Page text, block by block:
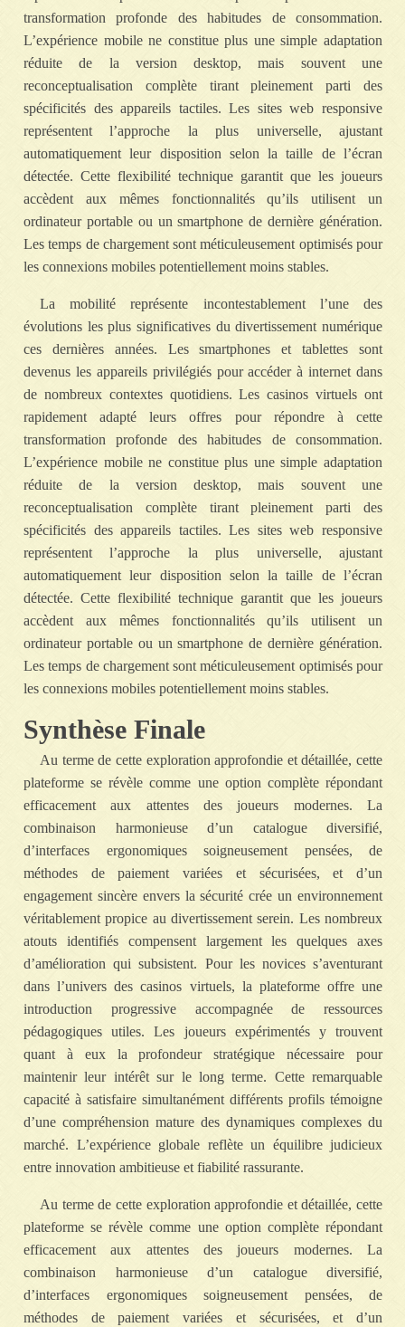
transformation profonde des habitudes de consommation.
L’expérience mobile ne constitue plus une simple adaptation
réduite de la version desktop, mais souvent une
reconceptualisation complète tirant pleinement parti des
spécificités des appareils tactiles. Les sites web responsive
représentent l’approche la plus universelle, ajustant
automatiquement leur disposition selon la taille de l’écran
détectée. Cette flexibilité technique garantit que les joueurs
accèdent aux mêmes fonctionnalités qu’ils utilisent un
ordinateur portable ou un smartphone de dernière génération.
Les temps de chargement sont méticuleusement optimisés pour
les connexions mobiles potentiellement moins stables.
La mobilité représente incontestablement l’une des
évolutions les plus significatives du divertissement numérique
ces dernières années. Les smartphones et tablettes sont
devenus les appareils privilégiés pour accéder à internet dans
de nombreux contextes quotidiens. Les casinos virtuels ont
rapidement adapté leurs offres pour répondre à cette
transformation profonde des habitudes de consommation.
L’expérience mobile ne constitue plus une simple adaptation
réduite de la version desktop, mais souvent une
reconceptualisation complète tirant pleinement parti des
spécificités des appareils tactiles. Les sites web responsive
représentent l’approche la plus universelle, ajustant
automatiquement leur disposition selon la taille de l’écran
détectée. Cette flexibilité technique garantit que les joueurs
accèdent aux mêmes fonctionnalités qu’ils utilisent un
ordinateur portable ou un smartphone de dernière génération.
Les temps de chargement sont méticuleusement optimisés pour
les connexions mobiles potentiellement moins stables.
Synthèse Finale
Au terme de cette exploration approfondie et détaillée, cette
plateforme se révèle comme une option complète répondant
efficacement aux attentes des joueurs modernes. La
combinaison harmonieuse d’un catalogue diversifié,
d’interfaces ergonomiques soigneusement pensées, de
méthodes de paiement variées et sécurisées, et d’un
engagement sincère envers la sécurité crée un environnement
véritablement propice au divertissement serein. Les nombreux
atouts identifiés compensent largement les quelques axes
d’amélioration qui subsistent. Pour les novices s’aventurant
dans l’univers des casinos virtuels, la plateforme offre une
introduction progressive accompagnée de ressources
pédagogiques utiles. Les joueurs expérimentés y trouvent
quant à eux la profondeur stratégique nécessaire pour
maintenir leur intérêt sur le long terme. Cette remarquable
capacité à satisfaire simultanément différents profils témoigne
d’une compréhension mature des dynamiques complexes du
marché. L’expérience globale reflète un équilibre judicieux
entre innovation ambitieuse et fiabilité rassurante.
Au terme de cette exploration approfondie et détaillée, cette
plateforme se révèle comme une option complète répondant
efficacement aux attentes des joueurs modernes. La
combinaison harmonieuse d’un catalogue diversifié,
d’interfaces ergonomiques soigneusement pensées, de
méthodes de paiement variées et sécurisées, et d’un